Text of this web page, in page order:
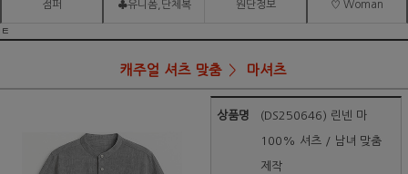
점퍼 ♣유니폼,단체복 원단정보 ♡ Woman
ㅌ
캐주얼 셔츠 맞춤 마셔츠
상품명 (DS250646) 린넨 마
100% 셔츠 / 남녀 맞춤
제작